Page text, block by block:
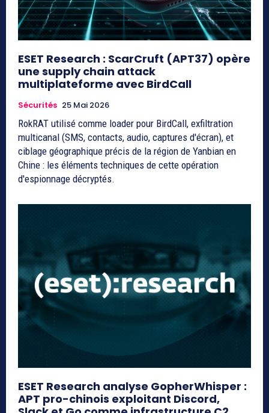
ESET Research : ScarCruft (APT37) opère
une supply chain attack
multiplateforme avec BirdCall
Sécurités 25 Mai 2026
RokRAT utilisé comme loader pour BirdCall, exfiltration
multicanal (SMS, contacts, audio, captures d'écran), et
ciblage géographique précis de la région de Yanbian en
Chine : les éléments techniques de cette opération
d'espionnage décryptés.
ESET Research analyse GopherWhisper :
APT pro-chinois exploitant Discord,